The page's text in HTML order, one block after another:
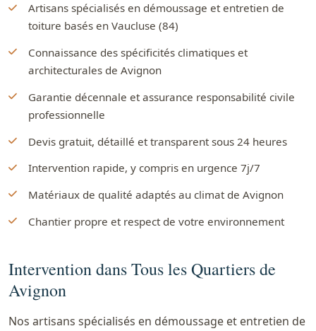
Artisans spécialisés en démoussage et entretien de
toiture basés en Vaucluse (84)
Connaissance des spécificités climatiques et
architecturales de Avignon
Garantie décennale et assurance responsabilité civile
professionnelle
Devis gratuit, détaillé et transparent sous 24 heures
Intervention rapide, y compris en urgence 7j/7
Matériaux de qualité adaptés au climat de Avignon
Chantier propre et respect de votre environnement
Intervention dans Tous les Quartiers de
Avignon
Nos artisans spécialisés en démoussage et entretien de